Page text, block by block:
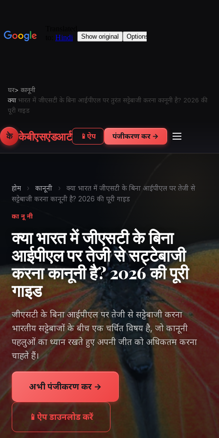
घर> कानूनी
क्याभारत में जीएसटी के बिना आईपीएल पर तुरंत सट्टेबाजी करना कानूनी है? 2026 की
पूरी गाइड
के केबीएसएंडआर्ट 📱 ऐप पंजीकरण करें →
होम › कानूनी ›
क्या भारत में जीएसटी के बिना आईपीएल पर तेजी से
सट्टेबाजी करना कानूनी है? 2026 की पूरी गाइड
कानूनी
क्या भारत में जीएसटी के बिना
आईपीएल पर तेजी से सट्टेबाजी
करना कानूनी है? 2026 की पूरी
गाइड
जीएसटी के बिना आईपीएल पर तेजी से सट्टेबाजी करना
भारतीय सट्टेबाजों के बीच एक चर्चित विषय है, जो कानूनी
पहलुओं का ध्यान रखते हुए अपनी जीत को अधिकतम करना
चाहते हैं।
अभी पंजीकरण करें →
📱 ऐप डाउनलोड करें